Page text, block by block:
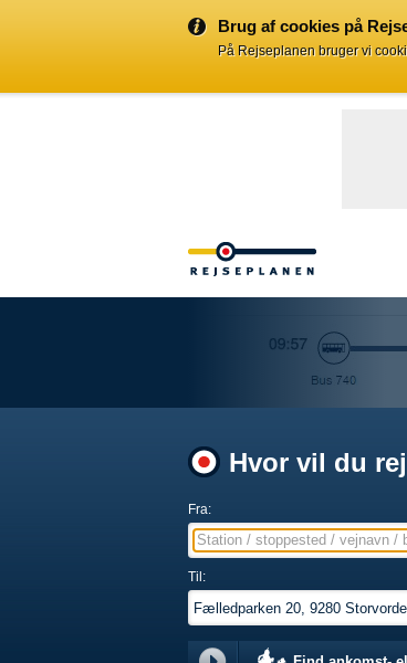
Brug af cookies på
På Rejseplanen bruger vi
Hvor vil du
Fra:
Station / stoppested / vejnavn /
Til: